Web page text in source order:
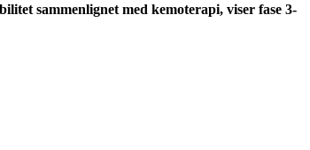
sammenlignet med kemoterapi, viser fase 3-